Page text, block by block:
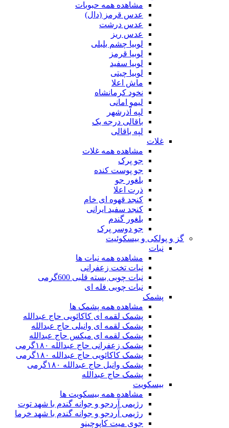
مشاهده همه حبوبات
عدس قرمز (دال)
عدس درشت
عدس ریز
لوبیا چشم بلبلی
لوبیا قرمز
لوبیا سفید
لوبیا چیتی
ماش اعلا
نخود کرمانشاه
لیمو امانی
لپه آذرشهر
باقالی درجه یک
لپه باقالی
غلات
مشاهده همه غلات
جو پرک
جو پوست کنده
بلغور جو
ذرت اعلا
کنجد قهوه ای خام
کنجد سفید ایرانی
بلغور گندم
جو دوسر پرک
گز و پولکی و بیسکوئیت
نبات
مشاهده همه نبات ها
نبات تخت زعفرانی
نبات چوبی بسته قلبی 600گرمی
نبات چوبی فله ای
پشمک
مشاهده همه پشمک ها
پشمک لقمه ای کاکائویی حاج عبدالله
پشمک لقمه ای وانیلی حاج عبدالله
پشمک لقمه ای میکس حاج عبدالله
پشمک زعفرانی حاج عبدالله ۱۸۰گرمی
پشمک کاکائویی حاج عبدالله ۱۸۰گرمی
پشمک وانیل حاج عبدالله ۱۸۰گرمی
پشمک حاج عبدالله
بیسکویت
مشاهده همه بیسکویت ها
رژیمی آردجو و جوانه گندم با شهد توت
رژیمی آردجو و جوانه گندم با شهد خرما
جوی میت کاپوچینو